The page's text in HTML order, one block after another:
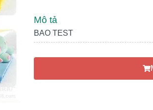
Mô tả
BAO TEST